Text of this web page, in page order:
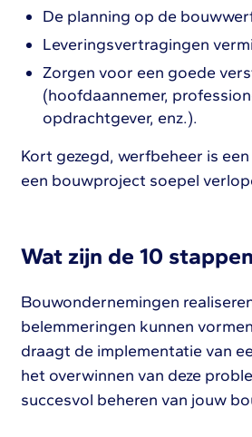
De planning op de
Leveringsvertragingen
Zorgen voor een goede
(hoofdaannemer,
opdrachtgever, enz.).
Kort gezegd, werfbeheer is
een bouwproject soepel
Wat zijn de 10
Bouwondernemingen
belemmeringen kunnen
draagt de implementatie van
het overwinnen van deze
succesvol beheren van jouw